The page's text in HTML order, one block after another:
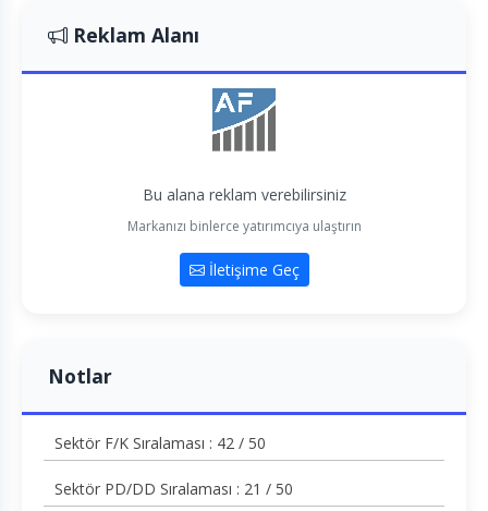
Reklam Alanı
Bu alana reklam verebilirsiniz
Markanızı binlerce yatırımcıya ulaştırın
İletişime Geç
Notlar
Sektör F/K Sıralaması : 42 / 50
Sektör PD/DD Sıralaması : 21 / 50